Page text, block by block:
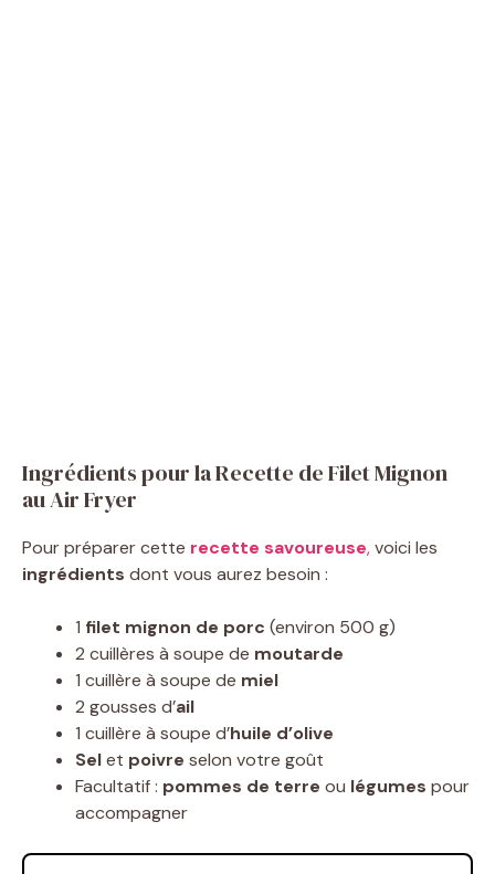
Ingrédients pour la Recette de Filet Mignon
au Air Fryer
Pour préparer cette recette savoureuse,voici les
ingrédients dont vous aurez besoin :
1 filet mignon de porc (environ 500 g)
2 cuillères à soupe de moutarde
1 cuillère à soupe de miel
2 gousses d’ail
1 cuillère à soupe d’huile d’olive
Selet poivre selon votre goût
Facultatif : pommes de terre ou légumes pour
accompagner